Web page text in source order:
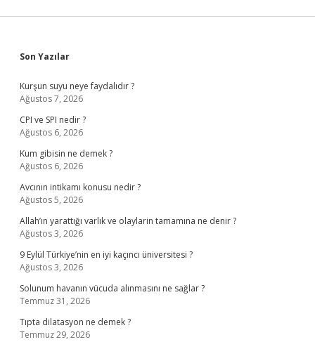
Sidebar
Son Yazılar
Kurşun suyu neye faydalıdır ?
Ağustos 7, 2026
CPI ve SPI nedir ?
Ağustos 6, 2026
Kum gibisin ne demek ?
Ağustos 6, 2026
Avcının intikamı konusu nedir ?
Ağustos 5, 2026
Allah’ın yarattığı varlık ve olaylarin tamamına ne denir ?
Ağustos 3, 2026
9 Eylül Türkiye’nin en iyi kaçıncı üniversitesi ?
Ağustos 3, 2026
Solunum havanın vücuda alınmasını ne sağlar ?
Temmuz 31, 2026
Tıpta dilatasyon ne demek ?
Temmuz 29, 2026